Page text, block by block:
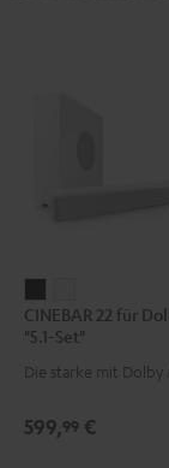
22
für
Dolby
"5.1-
22
für
Dolby
"5.1-
CINEBAR 22 für
"5.1-Set"
Die starke mit Dolby
599,99 €